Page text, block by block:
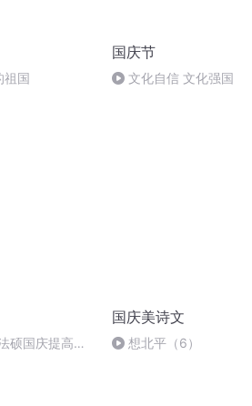
祖国
国庆节
文化自信 文化强国
硕国庆提高班
国庆美诗文
想北平（6）